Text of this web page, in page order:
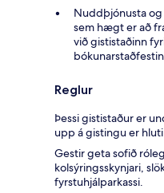
Nuddþjónusta
sem hægt er að
við gististaðinn
Reglur
Þessi gististaður er
upp á gistingu er
Gestir geta sofið
kolsýringsskynjari,
fyrstuhjálparkassi.